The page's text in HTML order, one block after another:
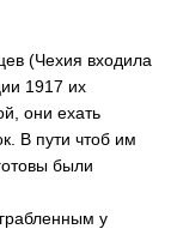
(Чехия входила
1917 их
они ехать
В пути чтоб им
были
у